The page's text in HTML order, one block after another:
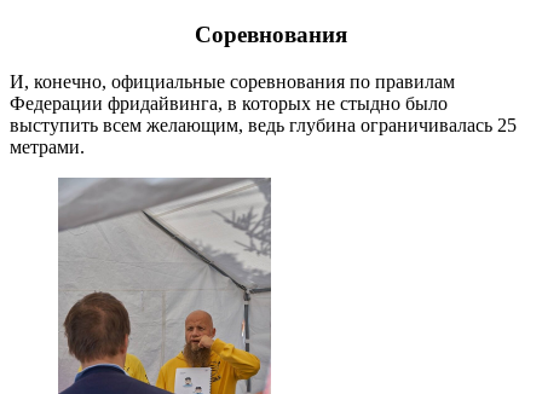
Соревнования
И, конечно, официальные соревнования по правилам
Федерации фридайвинга, в которых не стыдно было
выступить всем желающим, ведь глубина ограничивалась 25
метрами.